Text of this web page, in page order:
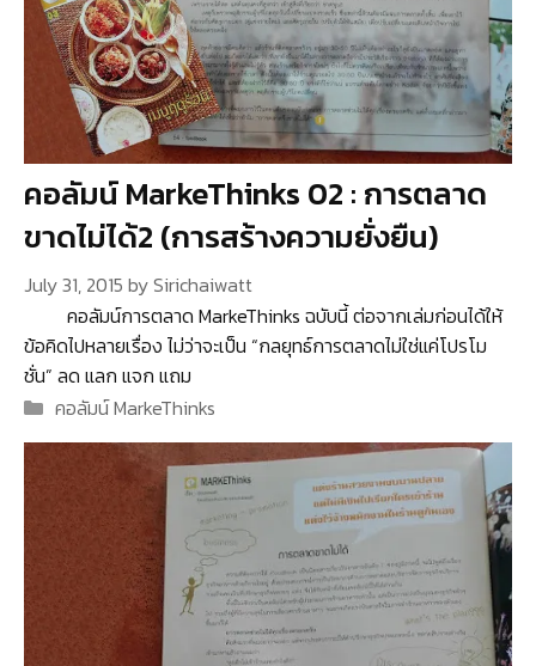
คอลัมน์ MarkeThinks 02 : การตลาด
ขาดไม่ได้2 (การสร้างความยั่งยืน)
July 31, 2015 bySirichaiwatt
คอลัมน์การตลาด MarkeThinks ฉบับนี้ ต่อจากเล่มก่อนได้ให้
ข้อคิดไปหลายเรื่อง ไม่ว่าจะเป็น “กลยุทธ์การตลาดไม่ใช่แค่โปรโม
ชั่น” ลด แลก แจก แถม
Categories
คอลัมน์ MarkeThinks